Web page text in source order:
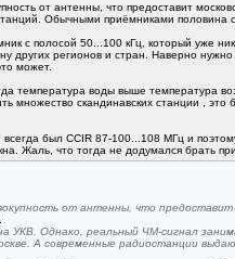
от антенны, что предоставит
Обычными приёмниками половина
с полосой 50...100 кГц, который уже
регионов и стран. Наверно
может.
температура воды выше температура
множество скандинавских станции ,
был CCIR 87-100...108 МГц и
Жаль, что тогда не додумался брать
от антенны, что предоставит
Однако, реальный ЧМ-сигнал
А современные радиостанции